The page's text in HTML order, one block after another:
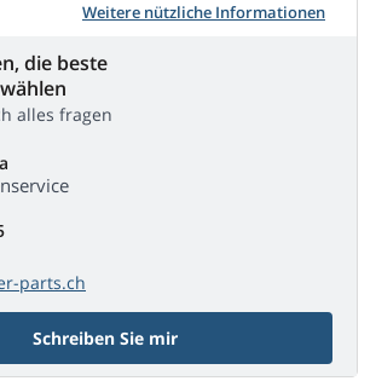
Weitere nützliche Informationen
die beste
alles fragen
parts.ch
Schreiben Sie mir